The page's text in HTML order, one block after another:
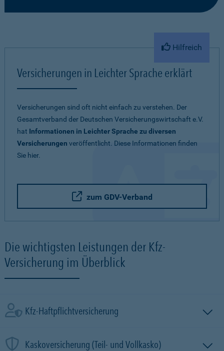
Hilfreich
Versicherungen in Leichter Sprache erklärt
Versicherungen sind oft nicht einfach zu verstehen. Der
Gesamtverband der Deutschen Versicherungswirtschaft e.V.
hat Informationen in Leichter Sprache zu diversen
Versicherungen veröffentlicht. Diese Informationen finden
Sie hier.
zum GDV-Verband
Die wichtigsten Leistungen der Kfz-
Versicherung im Überblick
Kfz-Haftpflichtversicherung
Kaskoversicherung (Teil- und Vollkasko)